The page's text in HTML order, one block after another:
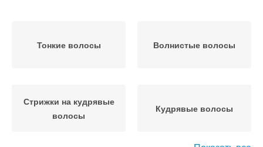
Тонкие волосы Волнистые волосы
Стрижки на кудрявые
волосы
Кудрявые волосы